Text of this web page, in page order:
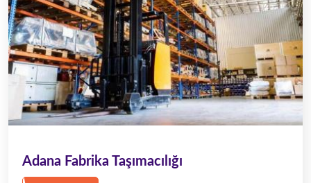
Adana Fabrika Taşımacılığı